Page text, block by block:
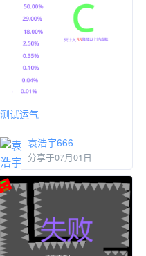
测试运气
袁浩宇666
分享于07月01日